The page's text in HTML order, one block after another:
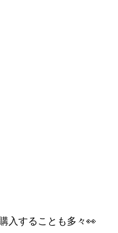
入することも多々👀